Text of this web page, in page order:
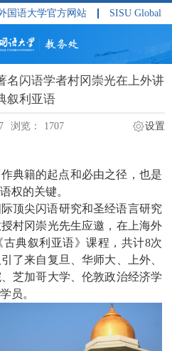
国语大学官方网站 SISU Global
名闪语学者村冈崇光在上外讲
叙利亚语
浏览： 1707 设置
典籍的起点和必由之径，也是
权的关键。
际顶尖闪语研究和圣经语言研究
村冈崇光先生应邀，在上海外
典叙利亚语》课程，共计8次
了来自复旦、华师大、上外、
芝加哥大学、伦敦政治经济学
员。